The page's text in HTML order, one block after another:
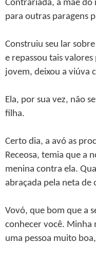
Contrariada, a mãe do
para outras paragens
Construiu seu lar
e repassou tais
jovem, deixou a viúva
Ela, por sua vez, não
filha.
Certo dia, a avó as
Receosa, temia que a
menina contra ela.
abraçada pela neta de
Vovó, que bom que a
conhecer você. Minha
uma pessoa muito